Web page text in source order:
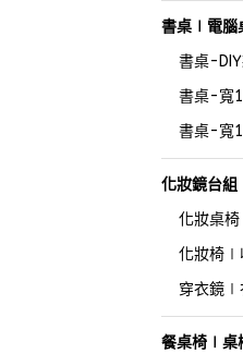
書桌∣電腦
書桌-
書桌-寬
書桌-寬
化妝鏡台組
化妝桌椅
化妝椅∣
穿衣鏡∣
餐桌椅∣桌